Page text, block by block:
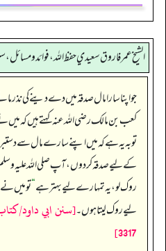
الشيخ عمر فاروق سعيدي حفظ الله، فوائد و مسائل،
جو اپنا سارا مال صدقہ میں دے دینے کی نذر
کعب بن مالک رضی اللہ عنہ کہتے ہیں کہ
توبہ یہ ہے کہ میں اپنے سارے مال سے
کے لیے صدقہ کر دوں، آپ صلی اللہ علیہ
روک لو، یہ تمہارے لیے بہتر ہے“تو میں
لیے روک لیتا ہوں۔[سنن ابي داود/
3317]